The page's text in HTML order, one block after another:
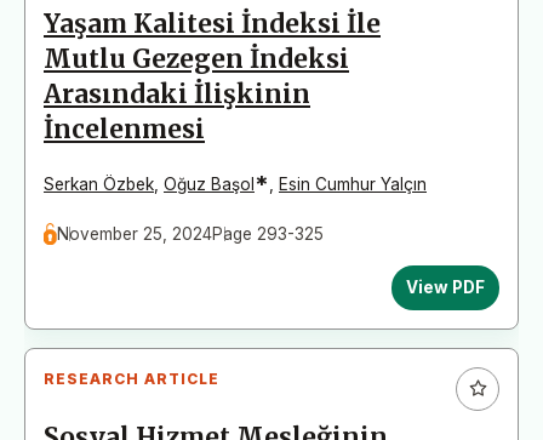
Yaşam Kalitesi İndeksi İle
Mutlu Gezegen İndeksi
Arasındaki İlişkinin
İncelenmesi
Serkan Özbek Oğuz Başol * Esin Cumhur Yalçın
November 25, 2024Page 293-325
View PDF
RESEARCH ARTICLE